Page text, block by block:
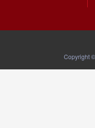
Copyright